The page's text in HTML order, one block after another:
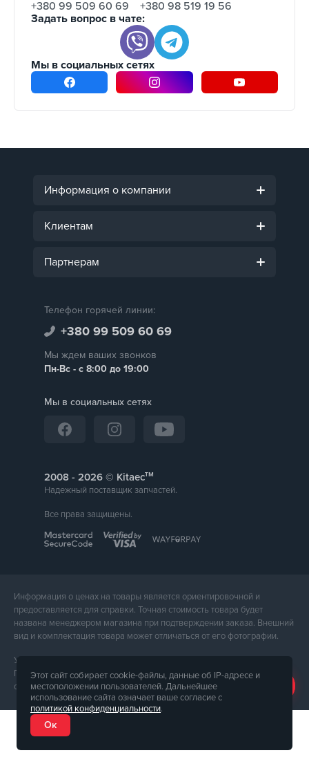
+380 99 509 60 69
+380 98 519 19 56
Задать вопрос в чате:
Мы в социальных сетях
Информация о компании
Клиентам
Партнерам
Телефон горячей линии:
+380 99 509 60 69
Мы ждем ваших звонков
Пн-Вс - с 8:00 до 19:00
Мы в социальных сетях
2008 - © Kitaecтм
Надежный поставщик запчастей.
Все права защищены.
Информация о ценах на товары является ориентировочной и
предоставляется для справки. Точная стоимость товара будет
названа менеджером магазина при подтверждении заказа. Внешний
вид и комплектация товара может отличаться от его фотографии.
Услуги предоставляет ФЛП Тюпа Петр Павлович, ИПН 2770105454.
Политика конфиденциальности доступна поссылке. Публичная
оферта доступна поссылке.
Этот сайт собирает cookie-файлы, данные об IP-адресе и
местоположении пользователей. Дальнейшее
использование сайта означает ваше согласие с
политикой конфиденциальности.
Ок